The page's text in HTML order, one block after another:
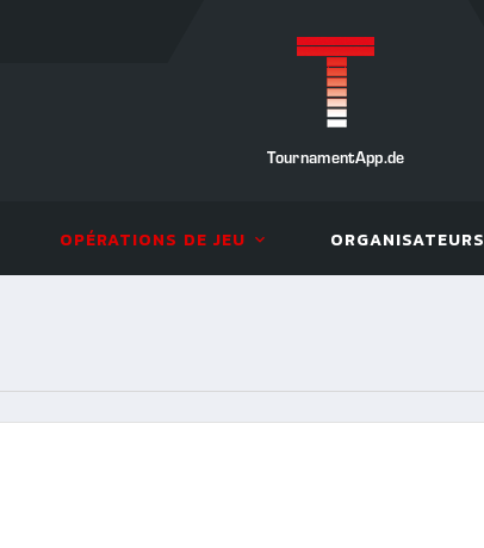
TournamentApp.de
OPÉRATIONS DE JEU ORGANISATEURS